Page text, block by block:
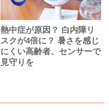
熱中症が原因？ 白内障リ
スクが4倍に？ 暑さを感じ
にくい高齢者、センサーで
見守りを